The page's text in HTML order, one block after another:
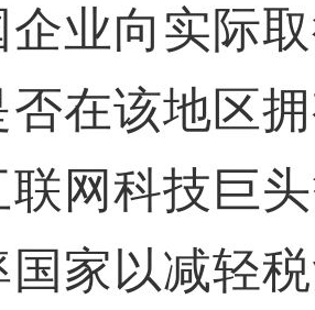
企业向实际
否在该地区
联网科技巨
国家以减轻